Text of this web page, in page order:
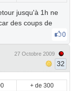
jusqu'à 1h ne
des coups de
0
27 Octobre 2009
32
+ de 300